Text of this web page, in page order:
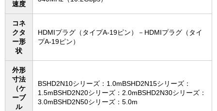
速度
コネ
クタ
ー形
状
HDMIプラグ（タイプA-19ピン）－HDMIプラグ（タイ
プA-19ピン）
外形
寸法
（ケ
ーブ
ル
BSHD2N10シリーズ：1.0mBSHD2N15シリーズ：
1.5mBSHD2N20シリーズ：2.0mBSHD2N30シリーズ：
3.0mBSHD2N50シリーズ：5.0m